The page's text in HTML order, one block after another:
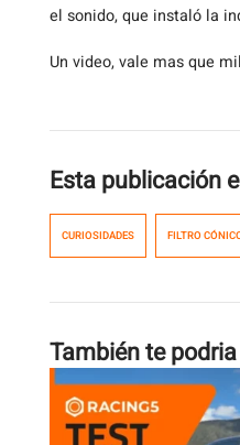
el sonido, que instaló la
Un video, vale mas que
Esta publicación
CURIOSIDADES FILTRO
También te